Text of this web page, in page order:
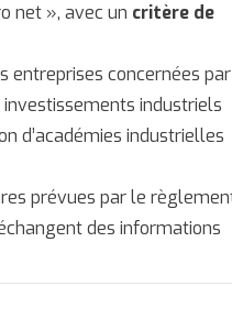
net », avec un critère de
entreprises concernées par
industriels
d’académies industrielles
prévues par le
des informations